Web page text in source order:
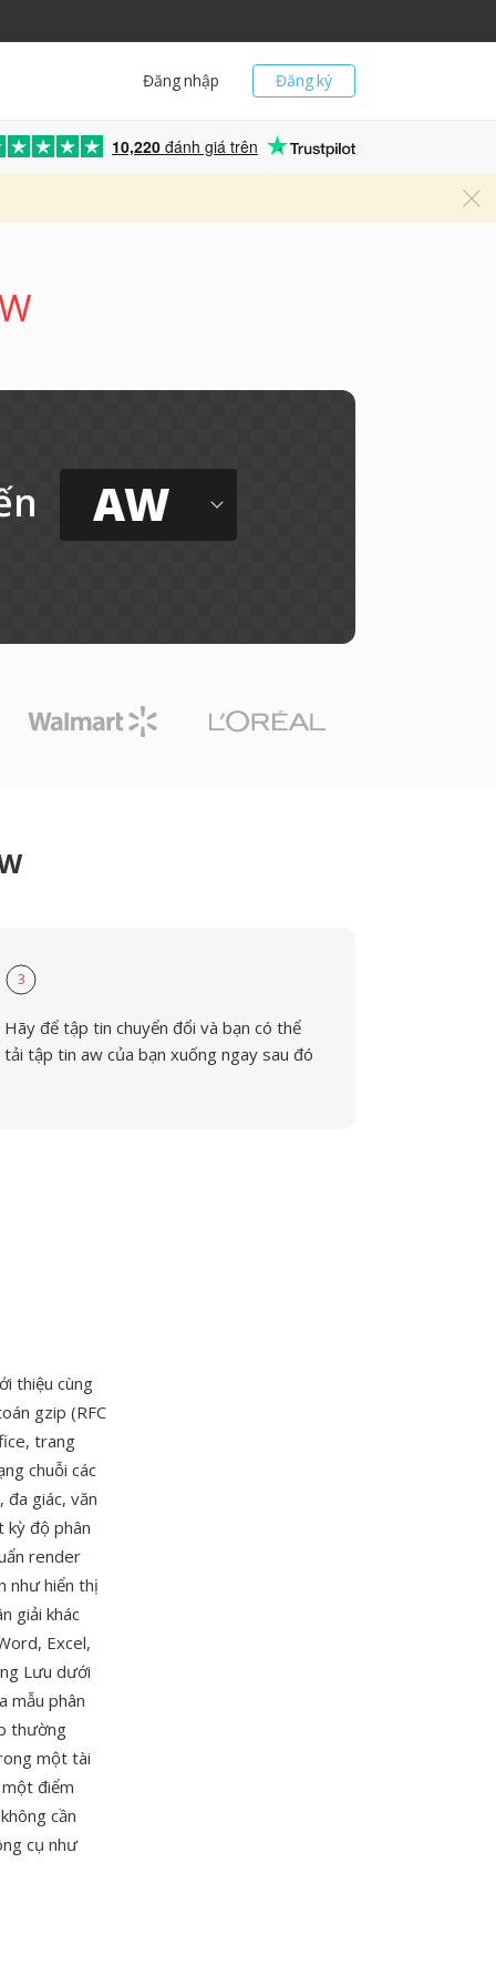
Đăng ký
Đăng nhập
10,220 đánh giá trên
AW
3
Hãy để tập tin chuyển đổi và bạn có thể
tải tập tin aw của bạn xuống ngay sau đó
thiệu cùng
gzip (RFC
trang
chuỗi các
giác, văn
kỳ độ phân
render
như hiển thị
giải khác
Excel,
Lưu dưới
mẫu phân
thường
một tài
điểm
cần
cụ như